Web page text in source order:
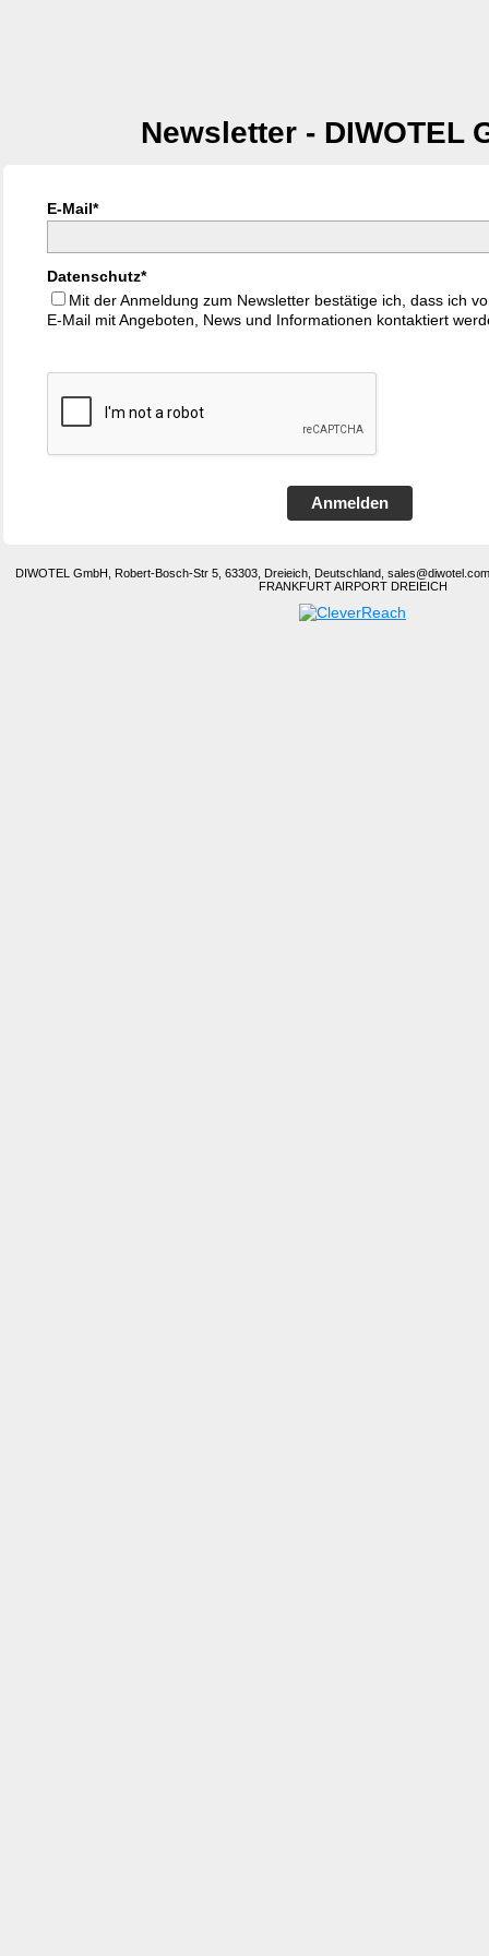
Newsletter - DIWOTEL
E-Mail*
Datenschutz*
Mit der Anmeldung zum Newsletter bestätige ich, dass ich
E-Mail mit Angeboten, News und Informationen kontaktiert
Anmelden
DIWOTEL GmbH, Robert-Bosch-Str 5, 63303, Dreieich, Deutschland,
FRANKFURT AIRPORT DREIEICH